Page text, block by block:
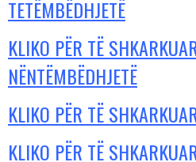
TETËMBËDHJETË
KLIKO PËR TË
NËNTËMBËDHJETË
KLIKO PËR TË
KLIKO PËR TË